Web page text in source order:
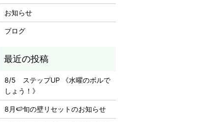
お知らせ
ブログ
8/5 ステップUP 《水曜のボルで
しょう！》
8月🍉旬の壁リセットのお知らせ